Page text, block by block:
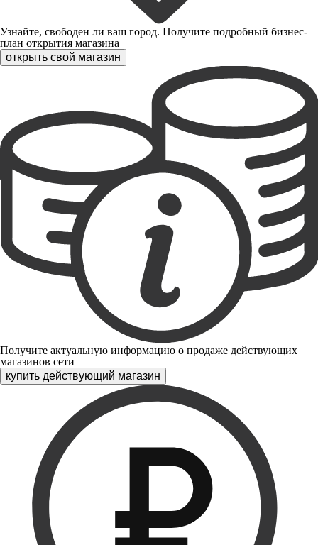
Узнайте, свободен ли ваш город. Получите подробный бизнес-
план открытия магазина
открыть свой магазин
Получите актуальную информацию о продаже действующих
магазинов сети
купить действующий магазин